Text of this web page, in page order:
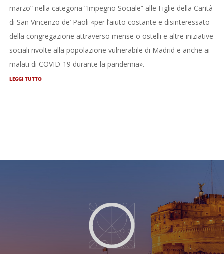
marzo” nella categoria “Impegno Sociale” alle Figlie della Carità
di San Vincenzo de’ Paoli «per l’aiuto costante e disinteressato
della congregazione attraverso mense o ostelli e altre iniziative
sociali rivolte alla popolazione vulnerabile di Madrid e anche ai
malati di COVID-19 durante la pandemia».
LEGGI TUTTO